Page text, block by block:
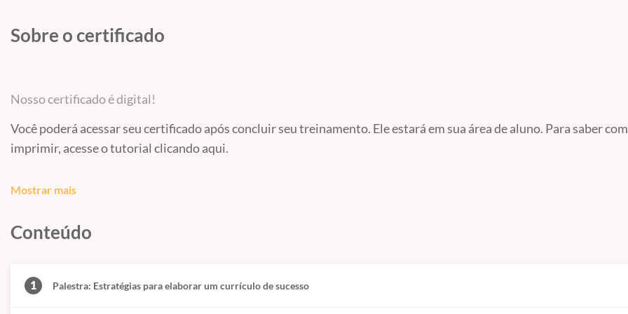
Sobre o certificado
Nosso certificado é digital!
Você poderá acessar seu certificado após concluir seu treinamento. Ele estará em sua área de aluno. Para saber
imprimir, acesse o tutorial clicando aqui.
conteúdo programático;
data da realização;
Mostrar mais
Conteúdo
1 Palestra: Estratégias para elaborar um currículo de sucesso